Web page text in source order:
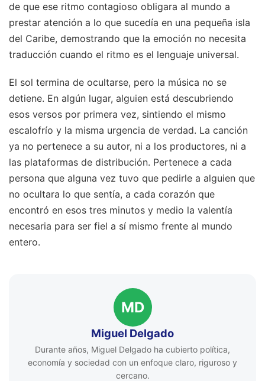
de que ese ritmo contagioso obligara al mundo a
prestar atención a lo que sucedía en una pequeña isla
del Caribe, demostrando que la emoción no necesita
traducción cuando el ritmo es el lenguaje universal.
El sol termina de ocultarse, pero la música no se
detiene. En algún lugar, alguien está descubriendo
esos versos por primera vez, sintiendo el mismo
escalofrío y la misma urgencia de verdad. La canción
ya no pertenece a su autor, ni a los productores, ni a
las plataformas de distribución. Pertenece a cada
persona que alguna vez tuvo que pedirle a alguien que
no ocultara lo que sentía, a cada corazón que
encontró en esos tres minutos y medio la valentía
necesaria para ser fiel a sí mismo frente al mundo
entero.
MD
Miguel Delgado
Durante años, Miguel Delgado ha cubierto política,
economía y sociedad con un enfoque claro, riguroso y
cercano.